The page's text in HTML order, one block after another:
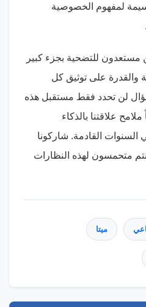
لمفهوم الخصوصية
مستعدون للتضحية بجزء كبير
والقدرة على توثيق كل
لن تحدد فقط مستقبل هذه
علاقتنا بالذكاء
السنوات القادمة. شاركونا
متحمسون لهذه النظارات
ميتا